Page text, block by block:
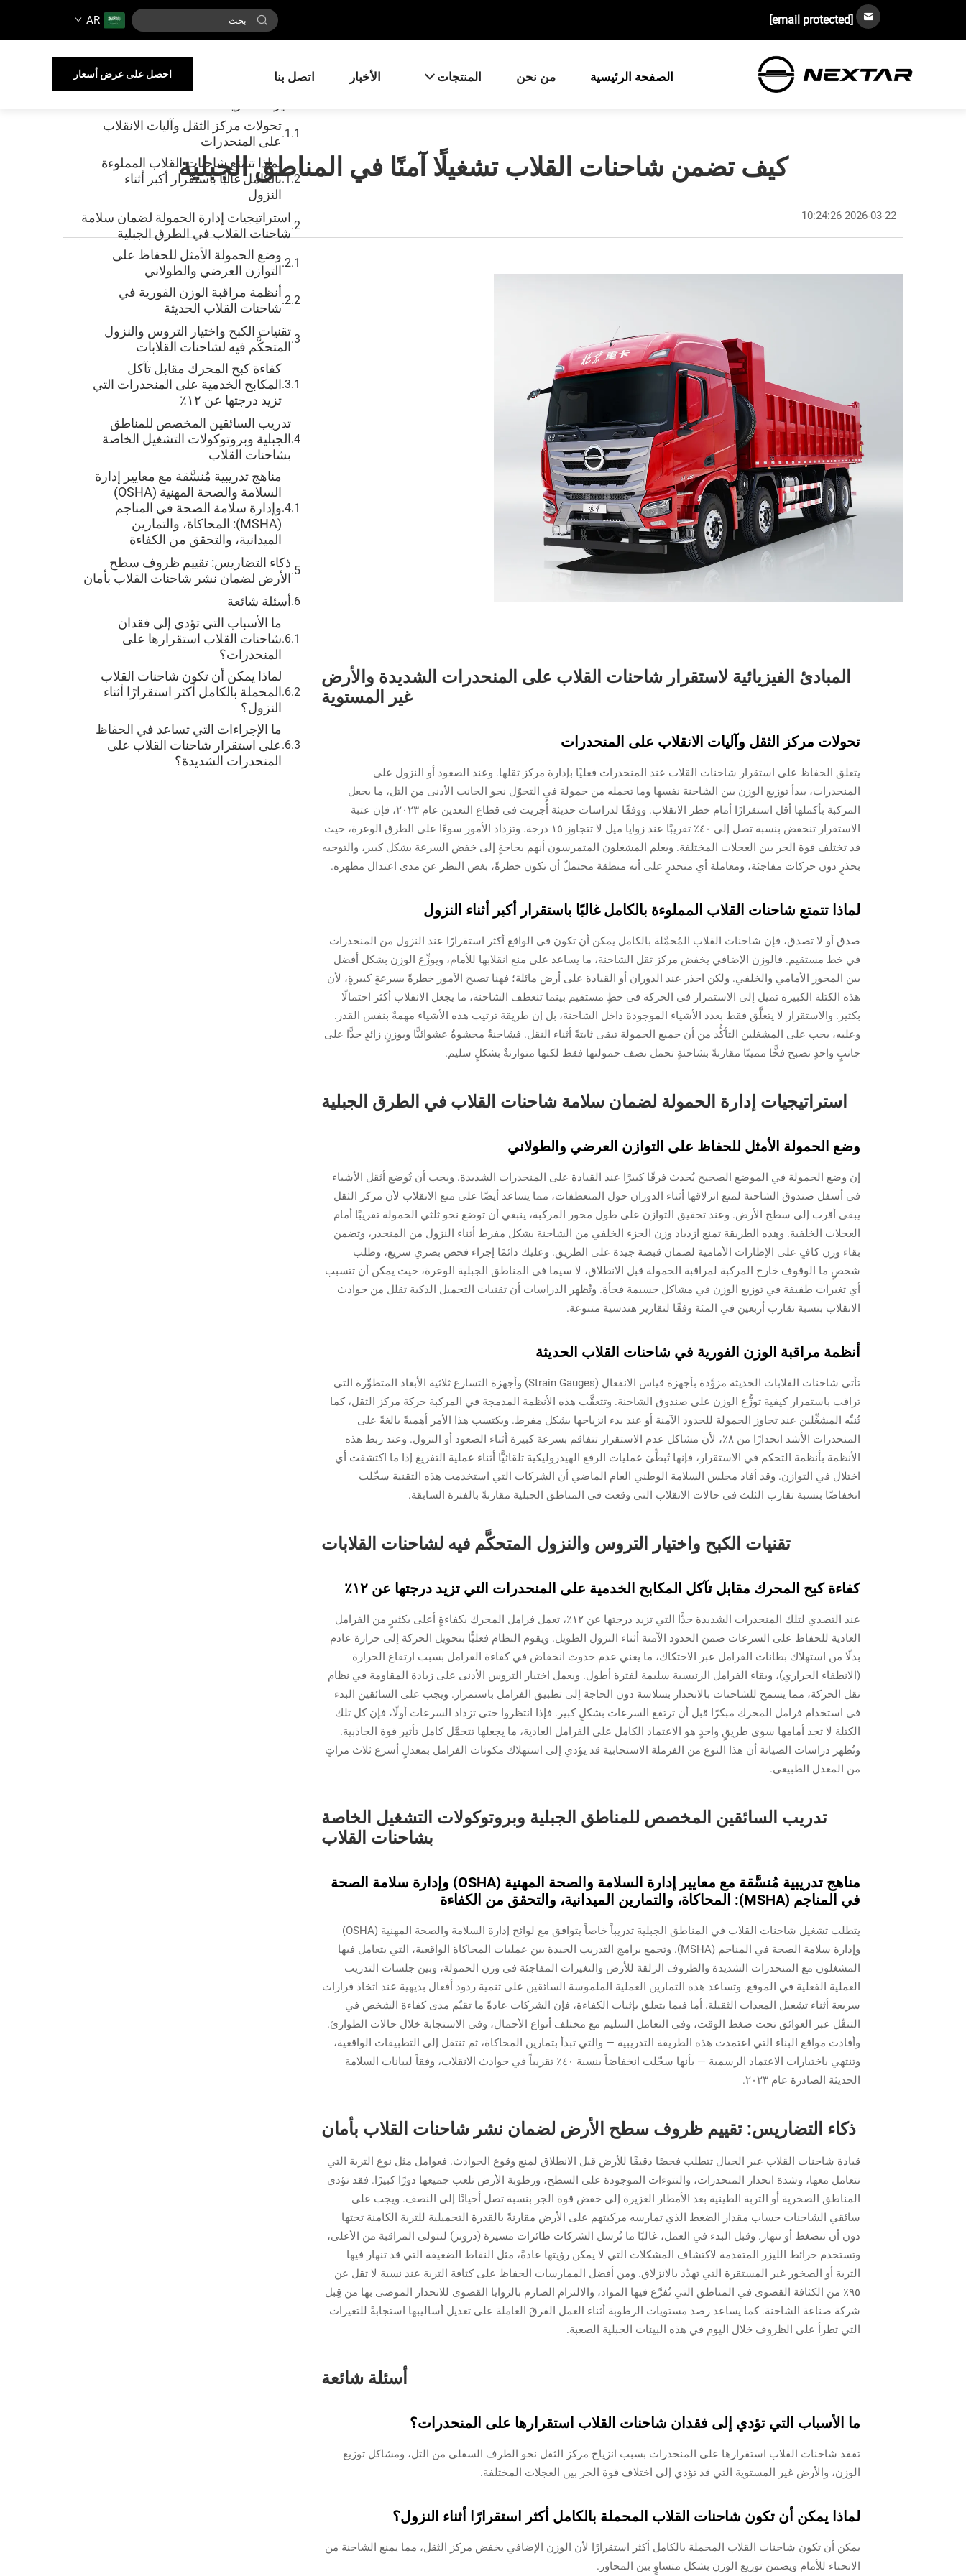
[email protected]
AR
الصفحة الرئيسية من نحن المنتجات الأخبار اتصل بنا احصل على عرض أسعار
كيف تضمن شاحنات القلاب تشغيلًا آمنًا في المناطق الجبلية
2026-03-22 10:24:26
المبادئ الفيزيائية لاستقرار شاحنات القلاب على المنحدرات الشديدة والأرض
غير المستوية
تحولات مركز الثقل وآليات الانقلاب على المنحدرات
يتعلق الحفاظ على استقرار شاحنات القلاب عند المنحدرات فعليًا بإدارة مركز ثقلها. وعند الصعود أو النزول على
المنحدرات، يبدأ توزيع الوزن بين الشاحنة نفسها وما تحمله من حمولة في التحوّل نحو الجانب الأدنى من التل، ما يجعل
المركبة بأكملها أقل استقرارًا أمام خطر الانقلاب. ووفقًا لدراسات حديثة أُجريت في قطاع التعدين عام ٢٠٢٣، فإن عتبة
الاستقرار تنخفض بنسبة تصل إلى ٤٠٪ تقريبًا عند زوايا ميل لا تتجاوز ١٥ درجة. وتزداد الأمور سوءًا على الطرق الوعرة، حيث
قد تختلف قوة الجر بين العجلات المختلفة. ويعلم المشغلون المتمرسون أنهم بحاجةٍ إلى خفض السرعة بشكل كبير، والتوجيه
بحذرٍ دون حركات مفاجئة، ومعاملة أي منحدرٍ على أنه منطقة محتملٌ أن تكون خطرةً، بغض النظر عن مدى اعتدال مظهره.
لماذا تتمتع شاحنات القلاب المملوءة بالكامل غالبًا باستقرار أكبر أثناء النزول
صدق أو لا تصدق، فإن شاحنات القلاب المُحمَّلة بالكامل يمكن أن تكون في الواقع أكثر استقرارًا عند النزول من المنحدرات
في خط مستقيم. فالوزن الإضافي يخفض مركز ثقل الشاحنة، ما يساعد على منع انقلابها للأمام، ويوزِّع الوزن بشكل أفضل
بين المحور الأمامي والخلفي. ولكن احذر عند الدوران أو القيادة على أرض مائلة؛ فهنا تصبح الأمور خطرةً بسرعةٍ كبيرةٍ، لأن
هذه الكتلة الكبيرة تميل إلى الاستمرار في الحركة في خطٍ مستقيم بينما تنعطف الشاحنة، ما يجعل الانقلاب أكثر احتمالًا
بكثير. والاستقرار لا يتعلَّق فقط بعدد الأشياء الموجودة داخل الشاحنة، بل إن طريقة ترتيب هذه الأشياء مهمةٌ بنفس القدر.
وعليه، يجب على المشغلين التأكُّد من أن جميع الحمولة تبقى ثابتةً أثناء النقل. فشاحنةٌ محشوةٌ عشوائيًّا وبوزنٍ زائدٍ جدًّا على
جانبٍ واحدٍ تصبح فخًّا مميتًا مقارنةً بشاحنةٍ تحمل نصف حمولتها فقط لكنها متوازنةٌ بشكلٍ سليم.
استراتيجيات إدارة الحمولة لضمان سلامة شاحنات القلاب في الطرق الجبلية
وضع الحمولة الأمثل للحفاظ على التوازن العرضي والطولاني
إن وضع الحمولة في الموضع الصحيح يُحدث فرقًا كبيرًا عند القيادة على المنحدرات الشديدة. ويجب أن تُوضع أثقل الأشياء
في أسفل صندوق الشاحنة لمنع انزلاقها أثناء الدوران حول المنعطفات، مما يساعد أيضًا على منع الانقلاب لأن مركز الثقل
يبقى أقرب إلى سطح الأرض. وعند تحقيق التوازن على طول محور المركبة، ينبغي أن توضع نحو ثلثي الحمولة تقريبًا أمام
العجلات الخلفية. وهذه الطريقة تمنع ازدياد وزن الجزء الخلفي من الشاحنة بشكل مفرط أثناء النزول من المنحدر، وتضمن
بقاء وزن كافٍ على الإطارات الأمامية لضمان قبضة جيدة على الطريق. وعليك دائمًا إجراء فحص بصري سريع، وطلب
شخصٍ ما الوقوف خارج المركبة لمراقبة الحمولة قبل الانطلاق، لا سيما في المناطق الجبلية الوعرة، حيث يمكن أن تتسبب
أي تغيرات طفيفة في توزيع الوزن في مشاكل جسيمة فجأة. وتُظهر الدراسات أن تقنيات التحميل الذكية تقلل من حوادث
الانقلاب بنسبة تقارب أربعين في المئة وفقًا لتقارير هندسية متنوعة.
أنظمة مراقبة الوزن الفورية في شاحنات القلاب الحديثة
تأتي شاحنات القلابات الحديثة مزوَّدة بأجهزة قياس الانفعال (Strain Gauges) وأجهزة التسارع ثلاثية الأبعاد المتطوِّرة التي
تراقب باستمرار كيفية توزُّع الوزن على صندوق الشاحنة. وتتعقَّب هذه الأنظمة المدمجة في المركبة حركة مركز الثقل، كما
تُنبِّه المشغِّلين عند تجاوز الحمولة للحدود الآمنة أو عند بدء انزياحها بشكل مفرط. ويكتسب هذا الأمر أهميةً بالغةً على
المنحدرات الأشد انحدارًا من ٨٪، لأن مشاكل عدم الاستقرار تتفاقم بسرعة كبيرة أثناء الصعود أو النزول. وعند ربط هذه
الأنظمة بأنظمة التحكم في الاستقرار، فإنها تُبطِّئ عمليات الرفع الهيدروليكية تلقائيًّا أثناء عملية التفريغ إذا ما اكتشفت أي
اختلال في التوازن. وقد أفاد مجلس السلامة الوطني العام الماضي أن الشركات التي استخدمت هذه التقنية سجَّلت
انخفاضًا بنسبة تقارب الثلث في حالات الانقلاب التي وقعت في المناطق الجبلية مقارنةً بالفترة السابقة.
تقنيات الكبح واختيار التروس والنزول المتحكَّم فيه لشاحنات القلابات
كفاءة كبح المحرك مقابل تآكل المكابح الخدمية على المنحدرات التي تزيد درجتها عن ١٢٪
عند التصدي لتلك المنحدرات الشديدة جدًّا التي تزيد درجتها عن ١٢٪، تعمل فرامل المحرك بكفاءةٍ أعلى بكثيرٍ من الفرامل
العادية للحفاظ على السرعات ضمن الحدود الآمنة أثناء النزول الطويل. ويقوم النظام فعليًّا بتحويل الحركة إلى حرارة عادم
بدلًا من استهلاك بطانات الفرامل عبر الاحتكاك، ما يعني عدم حدوث انخفاض في كفاءة الفرامل بسبب ارتفاع الحرارة
(الانطفاء الحراري)، وبقاء الفرامل الرئيسية سليمة لفترة أطول. ويعمل اختيار التروس الأدنى على زيادة المقاومة في نظام
نقل الحركة، مما يسمح للشاحنات بالانحدار بسلاسة دون الحاجة إلى تطبيق الفرامل باستمرار. ويجب على السائقين البدء
في استخدام فرامل المحرك مبكرًا قبل أن ترتفع السرعات بشكلٍ كبير. فإذا انتظروا حتى تزداد السرعات أولًا، فإن كل تلك
الكتلة لا تجد أمامها سوى طريقٍ واحدٍ هو الاعتماد الكامل على الفرامل العادية، ما يجعلها تتحمَّل كامل تأثير قوة الجاذبية.
وتُظهر دراسات الصيانة أن هذا النوع من الفرملة الاستجابية قد يؤدي إلى استهلاك مكونات الفرامل بمعدلٍ أسرع ثلاث مراتٍ
من المعدل الطبيعي.
تدريب السائقين المخصص للمناطق الجبلية وبروتوكولات التشغيل الخاصة
بشاحنات القلاب
مناهج تدريبية مُنسَّقة مع معايير إدارة السلامة والصحة المهنية (OSHA) وإدارة سلامة الصحة
في المناجم (MSHA): المحاكاة، والتمارين الميدانية، والتحقق من الكفاءة
يتطلب تشغيل شاحنات القلاب في المناطق الجبلية تدريباً خاصاً يتوافق مع لوائح إدارة السلامة والصحة المهنية (OSHA)
وإدارة سلامة الصحة في المناجم (MSHA). وتجمع برامج التدريب الجيدة بين عمليات المحاكاة الواقعية، التي يتعامل فيها
المشغلون مع المنحدرات الشديدة والظروف الزلقة للأرض والتغيرات المفاجئة في وزن الحمولة، وبين جلسات التدريب
العملية الفعلية في الموقع. وتساعد هذه التمارين العملية الملموسة السائقين على تنمية ردود أفعال بديهية عند اتخاذ قرارات
سريعة أثناء تشغيل المعدات الثقيلة. أما فيما يتعلق بإثبات الكفاءة، فإن الشركات عادةً ما تقيّم مدى كفاءة الشخص في
التنقّل عبر العوائق تحت ضغط الوقت، وفي التعامل السليم مع مختلف أنواع الأحمال، وفي الاستجابة خلال حالات الطوارئ.
وأفادت مواقع البناء التي اعتمدت هذه الطريقة التدريبية — والتي تبدأ بتمارين المحاكاة، ثم تنتقل إلى التطبيقات الواقعية،
وتنتهي باختبارات الاعتماد الرسمية — بأنها سجّلت انخفاضاً بنسبة ٤٠٪ تقريباً في حوادث الانقلاب، وفقاً لبيانات السلامة
الحديثة الصادرة عام ٢٠٢٣.
ذكاء التضاريس: تقييم ظروف سطح الأرض لضمان نشر شاحنات القلاب بأمان
قيادة شاحنات القلاب عبر الجبال تتطلب فحصًا دقيقًا للأرض قبل الانطلاق لمنع وقوع الحوادث. فعوامل مثل نوع التربة التي
نتعامل معها، وشدة انحدار المنحدرات، والنتوءات الموجودة على السطح، ورطوبة الأرض تلعب جميعها دورًا كبيرًا. فقد تؤدي
المناطق الصخرية أو التربة الطينية بعد الأمطار الغزيرة إلى خفض قوة الجر بنسبة تصل أحيانًا إلى النصف. ويجب على
سائقي الشاحنات حساب مقدار الضغط الذي تمارسه مركبتهم على الأرض مقارنةً بالقدرة التحميلية للتربة الكامنة تحتها
دون أن تنضغط أو تنهار. وقبل البدء في العمل، غالبًا ما تُرسل الشركات طائرات مسيرة (درونز) لتتولى المراقبة من الأعلى،
وتستخدم خرائط الليزر المتقدمة لاكتشاف المشكلات التي لا يمكن رؤيتها عادةً، مثل النقاط الضعيفة التي قد تنهار فيها
التربة أو الصخور غير المستقرة التي تهدّد بالانزلاق. ومن أفضل الممارسات الحفاظ على كثافة التربة عند نسبة لا تقل عن
٩٥٪ من الكثافة القصوى في المناطق التي تُفرَّغ فيها المواد، والالتزام الصارم بالزوايا القصوى للانحدار الموصى بها من قِبل
شركة صناعة الشاحنة. كما يساعد رصد مستويات الرطوبة أثناء العمل الفرقَ العاملة على تعديل أساليبها استجابةً للتغيرات
التي تطرأ على الظروف خلال اليوم في هذه البيئات الجبلية الصعبة.
أسئلة شائعة
ما الأسباب التي تؤدي إلى فقدان شاحنات القلاب استقرارها على المنحدرات؟
تفقد شاحنات القلاب استقرارها على المنحدرات بسبب انزياح مركز الثقل نحو الطرف السفلي من التل، ومشاكل توزيع
الوزن، والأرض غير المستوية التي قد تؤدي إلى اختلاف قوة الجر بين العجلات المختلفة.
لماذا يمكن أن تكون شاحنات القلاب المحملة بالكامل أكثر استقرارًا أثناء النزول؟
يمكن أن تكون شاحنات القلاب المحملة بالكامل أكثر استقرارًا لأن الوزن الإضافي يخفض مركز الثقل، مما يمنع الشاحنة من
الانحناء للأمام ويضمن توزيع الوزن بشكل متساوٍ بين المحاور.
جدول المحتويات
المبادئ الفيزيائية لاستقرار شاحنات
القلاب على المنحدرات الشديدة والأرض
تحولات مركز الثقل وآليات الانقلاب
على المنحدرات
لماذا تتمتع شاحنات القلاب المملوءة
بالكامل غالبًا باستقرار أكبر أثناء
النزول
استراتيجيات إدارة الحمولة لضمان سلامة
شاحنات القلاب في الطرق الجبلية
وضع الحمولة الأمثل للحفاظ على
التوازن العرضي والطولاني
أنظمة مراقبة الوزن الفورية في
شاحنات القلاب الحديثة
تقنيات الكبح واختيار التروس والنزول
المتحكَّم فيه لشاحنات القلابات
كفاءة كبح المحرك مقابل تآكل
المكابح الخدمية على المنحدرات التي
تزيد درجتها عن ١٢٪
تدريب السائقين المخصص للمناطق
الجبلية وبروتوكولات التشغيل الخاصة
بشاحنات القلاب
مناهج تدريبية مُنسَّقة مع معايير إدارة
السلامة والصحة المهنية (OSHA)
وإدارة سلامة الصحة في المناجم
(MSHA): المحاكاة، والتمارين
الميدانية، والتحقق من الكفاءة
ذكاء التضاريس: تقييم ظروف سطح
الأرض لضمان نشر شاحنات القلاب بأمان
أسئلة شائعة
ما الأسباب التي تؤدي إلى فقدان
شاحنات القلاب استقرارها على
المنحدرات؟
لماذا يمكن أن تكون شاحنات القلاب
المحملة بالكامل أكثر استقرارًا أثناء
النزول؟
ما الإجراءات التي تساعد في الحفاظ
على استقرار شاحنات القلاب على
المنحدرات الشديدة؟